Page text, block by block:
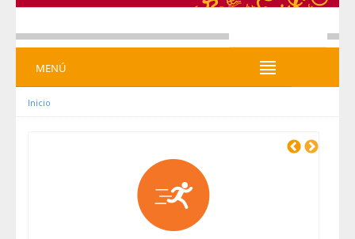
MENÚ
Inicio
Previous